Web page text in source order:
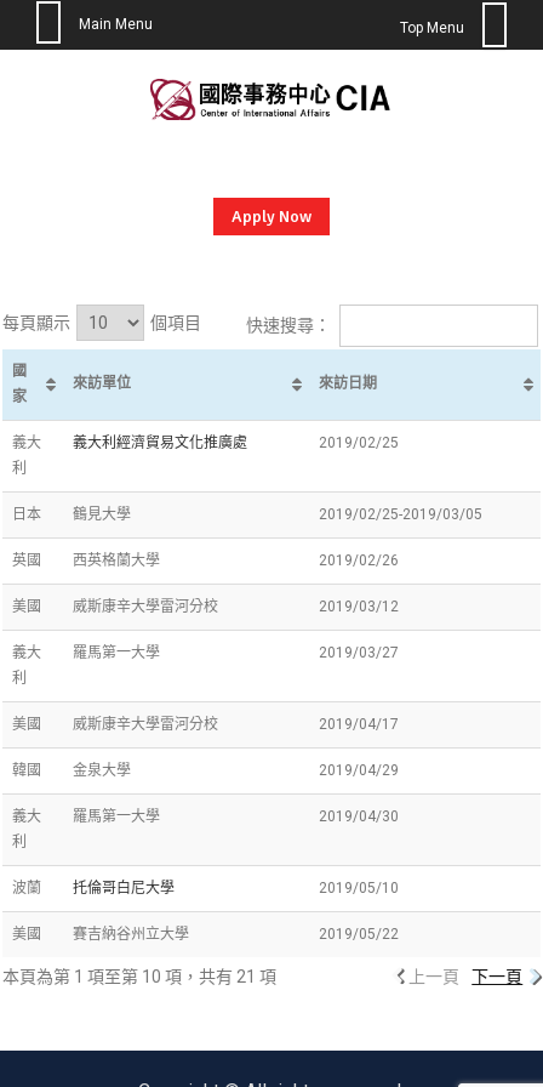
Main Menu Top Menu
Apply Now
每頁顯示 個項目 快速搜尋：
國
家
來訪單位 來訪日期
義大
利
義大利經濟貿易文化推廣處 2019/02/25
日本 鶴見大學 2019/02/25-2019/03/05
英國 西英格蘭大學 2019/02/26
美國 威斯康辛大學雷河分校 2019/03/12
義大
利
羅馬第一大學 2019/03/27
美國 威斯康辛大學雷河分校 2019/04/17
韓國 金泉大學 2019/04/29
義大
利
羅馬第一大學 2019/04/30
波蘭 托倫哥白尼大學 2019/05/10
美國 賽吉納谷州立大學 2019/05/22
本頁為第 1 項至第 10 項，共有 21 項 上一頁 下一頁